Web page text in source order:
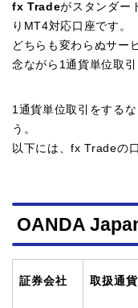
fx Tradeがスタンダー
りMT4対応口座です。
どちらも変わらぬサー
念ながら1通貨単位取
1通貨単位取引をするな
う。
以下には、fx Tradeの
OANDA
証券会社 取扱通貨